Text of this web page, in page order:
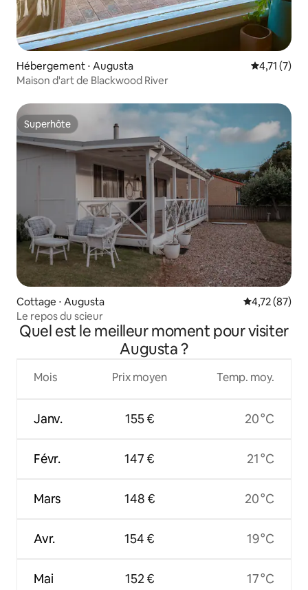
Hébergement ⋅ Augusta Évaluation
4,71 (7)
Maison d'art de Blackwood River
Superhôte
Superhôte
Cottage ⋅ Augusta Évaluation
4,72 (87)
Le repos du scieur
Quel est le meilleur moment pour visiter
Augusta ?
Mois
Janv.
Févr.
Mars
Avr.
Mai
Prix moyen
155 €
147 €
148 €
154 €
152 €
Temp. moy.
20 °C
21 °C
20 °C
19 °C
17 °C